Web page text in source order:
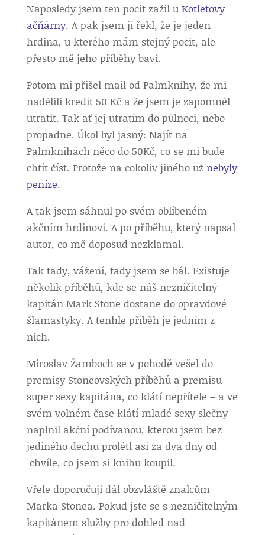
Naposledy jsem ten pocit zažil u Kotletovy
ačňárny. A pak jsem jí řekl, že je jeden
hrdina, u kterého mám stejný pocit, ale
přesto mě jeho příběhy baví.
Potom mi přišel mail od Palmknihy, že mi
nadělili kredit 50 Kč a že jsem je zapomněl
utratit. Tak ať jej utratím do půlnoci, nebo
propadne. Úkol byl jasný: Najít na
Palmknihách něco do 50Kč, co se mi bude
chtít číst. Protože na cokoliv jiného už nebyly
peníze.
A tak jsem sáhnul po svém oblíbeném
akčním hrdinovi. A po příběhu, který napsal
autor, co mě doposud nezklamal.
Tak tady, vážení, tady jsem se bál. Existuje
několik příběhů, kde se náš nezničitelný
kapitán Mark Stone dostane do opravdové
šlamastyky. A tenhle příběh je jedním z
nich.
Miroslav Žamboch se v pohodě vešel do
premisy Stoneovských příběhů a premisu
super sexy kapitána, co klátí nepřítele – a ve
svém volném čase klátí mladé sexy slečny –
naplnil akční podívanou, kterou jsem bez
jediného dechu prolétl asi za dva dny od
chvíle, co jsem si knihu koupil.
Vřele doporučuji dál obzvláště znalcům
Marka Stonea. Pokud jste se s nezničitelným
kapitánem služby pro dohled nad